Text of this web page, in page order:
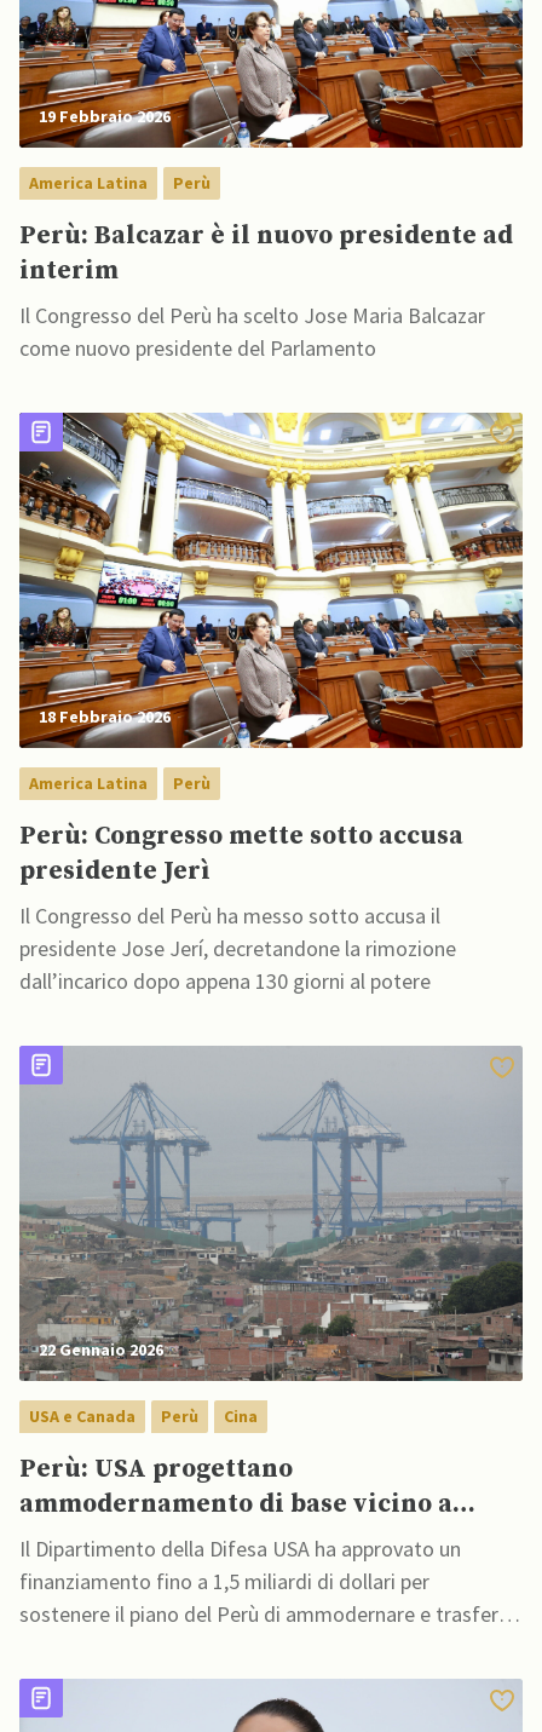
19 Febbraio 2026
America Latina Perù
Perù: Balcazar è il nuovo presidente ad
interim
Il Congresso del Perù ha scelto Jose Maria Balcazar
come nuovo presidente del Parlamento
18 Febbraio 2026
America Latina Perù
Perù: Congresso mette sotto accusa
presidente Jerì
Il Congresso del Perù ha messo sotto accusa il
presidente Jose Jerí, decretandone la rimozione
dall’incarico dopo appena 130 giorni al potere
22 Gennaio 2026
USA e Canada Perù Cina
Perù: USA progettano
ammodernamento di base vicino a
megaporto cinese di Chancay
Il Dipartimento della Difesa USA ha approvato un
finanziamento fino a 1,5 miliardi di dollari per
sostenere il piano del Perù di ammodernare e trasferire